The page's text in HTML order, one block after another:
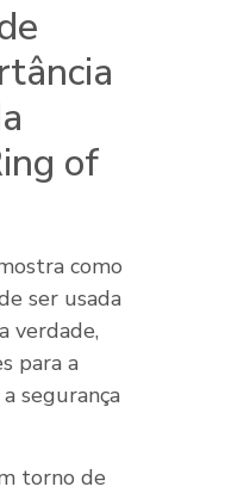
of
como
ser usada
verdade,
para a
segurança
torno de